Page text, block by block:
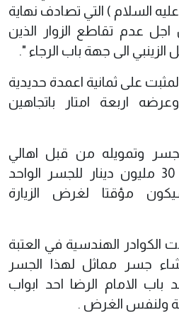
السلام ) التي تصادف نهاية
عدم تقاطع الزوار الذين
الى جهة باب الرجاء ".
على ثمانية اعمدة حديدية
طوله (11،5م)وعرضه اربعة امتار باتجاهين
وتمويله من قبل اهالي
محافظة المثنى بقيمة 30 مليون دينار للجسر الواحد
مؤقتا لغرض الزيارة
الهندسية في العتبة
جسر مماثل لهذا الجسر
الامام الرضا احد ابواب
ولنفس الغرض .